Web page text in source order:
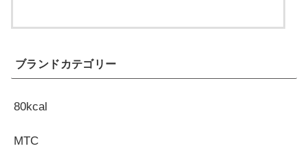
ブランドカテゴリー
80kcal
MTC